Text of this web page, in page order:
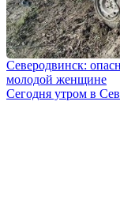
Северодвинск:
молодой женщине
Сегодня утром в